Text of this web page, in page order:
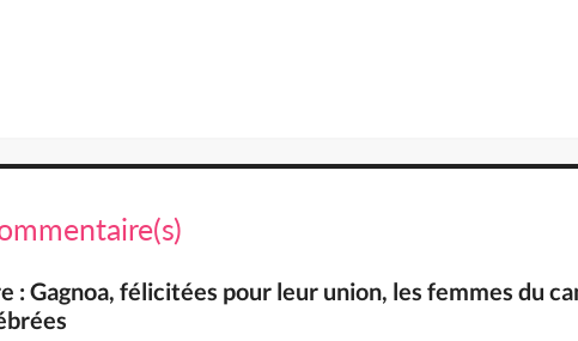
: Gagnoa, félicitées pour leur union, les femmes du